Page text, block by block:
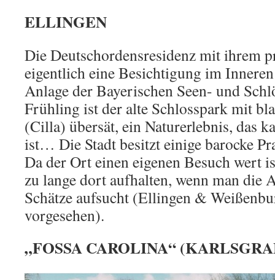
ELLINGEN
Die Deutschordensresidenz mit ihrem
eigentlich eine Besichtigung im
Anlage der Bayerischen Seen- und
Frühling ist der alte Schlosspark mit
(Cilla) übersät, ein Naturerlebnis, das
ist… Die Stadt besitzt einige barocke
Da der Ort einen eigenen Besuch wert
zu lange dort aufhalten, wenn man die
Schätze aufsucht (Ellingen &
vorgesehen).
„FOSSA CAROLINA“